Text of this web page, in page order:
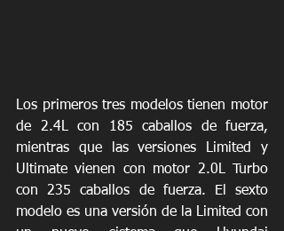
Los primeros tres modelos tienen motor
de 2.4L con 185 caballos de fuerza,
mientras que las versiones Limited y
Ultimate vienen con motor 2.0L Turbo
con 235 caballos de fuerza. El sexto
modelo es una versión de la Limited con